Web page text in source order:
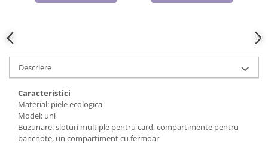
Descriere
Caracteristici
Material: piele ecologica
Model: uni
Buzunare: sloturi multiple pentru card, compartimente pentru
bancnote, un compartiment cu fermoar